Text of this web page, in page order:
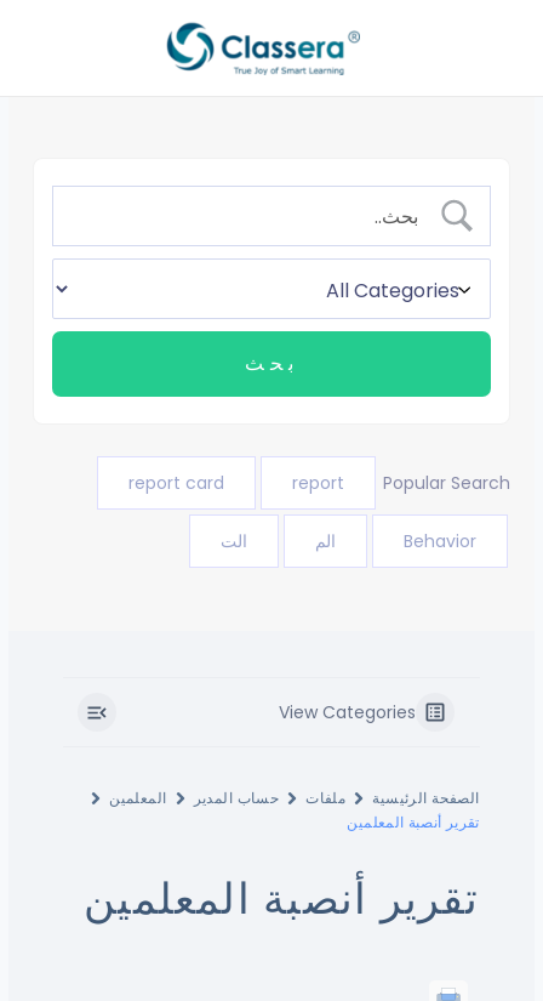
Popular Search
report
report card
Behavior الم الت
View Categories
الصفحة الرئيسية ملفات حساب المدير
المعلمين
تقرير أنصبة المعلمين
تقرير أنصبة المعلمين